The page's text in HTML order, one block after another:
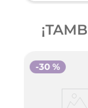
-30 %